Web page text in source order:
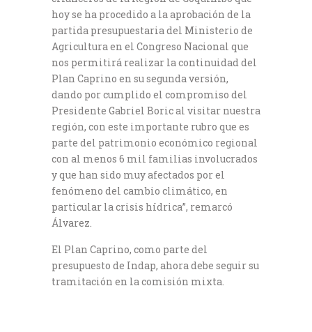
hoy se ha procedido a la aprobación de la
partida presupuestaria del Ministerio de
Agricultura en el Congreso Nacional que
nos permitirá realizar la continuidad del
Plan Caprino en su segunda versión,
dando por cumplido el compromiso del
Presidente Gabriel Boric al visitar nuestra
región, con este importante rubro que es
parte del patrimonio económico regional
con al menos 6 mil familias involucrados
y que han sido muy afectados por el
fenómeno del cambio climático, en
particular la crisis hídrica”, remarcó
Álvarez.
El Plan Caprino, como parte del
presupuesto de Indap, ahora debe seguir su
tramitación en la comisión mixta.